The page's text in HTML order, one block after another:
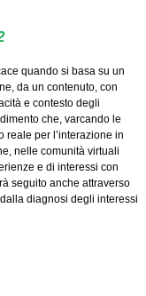
quando si basa su un
da un contenuto, con
e contesto degli
che, varcando le
reale per l’interazione in
nelle comunità virtuali
e di interessi con
seguito anche attraverso
diagnosi degli interessi